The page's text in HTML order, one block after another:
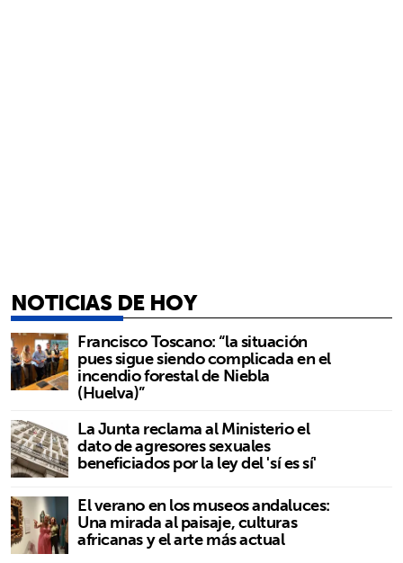
NOTICIAS DE HOY
Francisco Toscano: “la situación
pues sigue siendo complicada en el
incendio forestal de Niebla
(Huelva)”
La Junta reclama al Ministerio el
dato de agresores sexuales
beneficiados por la ley del 'sí es sí'
El verano en los museos andaluces:
Una mirada al paisaje, culturas
africanas y el arte más actual